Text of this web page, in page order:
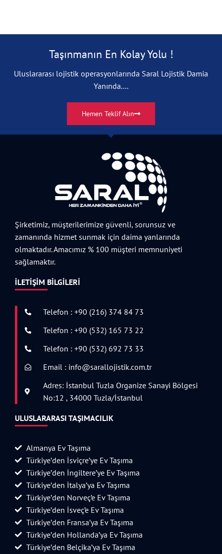
Taşınmanın En Kolay Yolu !
Uluslararası lojistik operasyonlarında Saral Lojistik Damia
Yanında....
Hemen Teklif Alın
Şirketimiz, müşterilerimize güvenli, sorunsuz ve
zamanında hizmet sunmak için daima yanlarında
olmaktadır. Amacımız % 100 müşteri memnuniyeti
sağlamaktır.
İLETIŞIM BILGILERI
Telefon : +90 (216) 374 84 73
Telefon : +90 (532) 165 73 22
Telefon : +90 (532) 692 73 33
Email : info@sarallojistik.com.tr
Adres: İstanbul Tuzla Organize Sanayi Bölgesi
No:12 , 34000 Tuzla/İstanbul
ULUSLARARASI TAŞIMACILIK
Almanya Ev Taşıma
Türkiye’den İsviçre’ye Ev Taşıma
Türkiye’den İngiltere’ye Ev Taşıma
Türkiye’den İtalya’ya Ev Taşıma
Türkiye’den Norveç’e Ev Taşıma
Türkiye’den İsveç’e Ev Taşıma
Türkiye’den Fransa’ya Ev Taşıma
Türkiye’den Hollanda’ya Ev Taşıma
Türkiye’den Belçika’ya Ev Taşıma